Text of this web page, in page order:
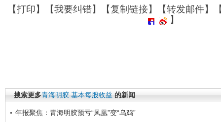
【打印】【我要纠错】【复制链接】【转发邮件】
】
搜索更多青海明胶 基本每股收益 的新闻
年报聚焦：青海明胶预亏“凤凰”变“乌鸡”